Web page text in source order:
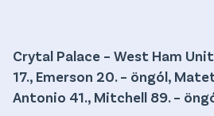
Crytal Palace – West Ham
17., Emerson 20. – öngól,
Antonio 41., Mitchell 89. –